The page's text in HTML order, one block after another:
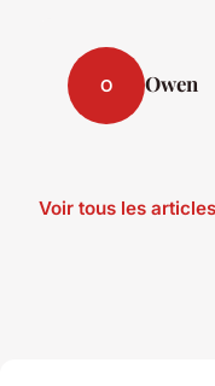
O Owen
Voir tous les